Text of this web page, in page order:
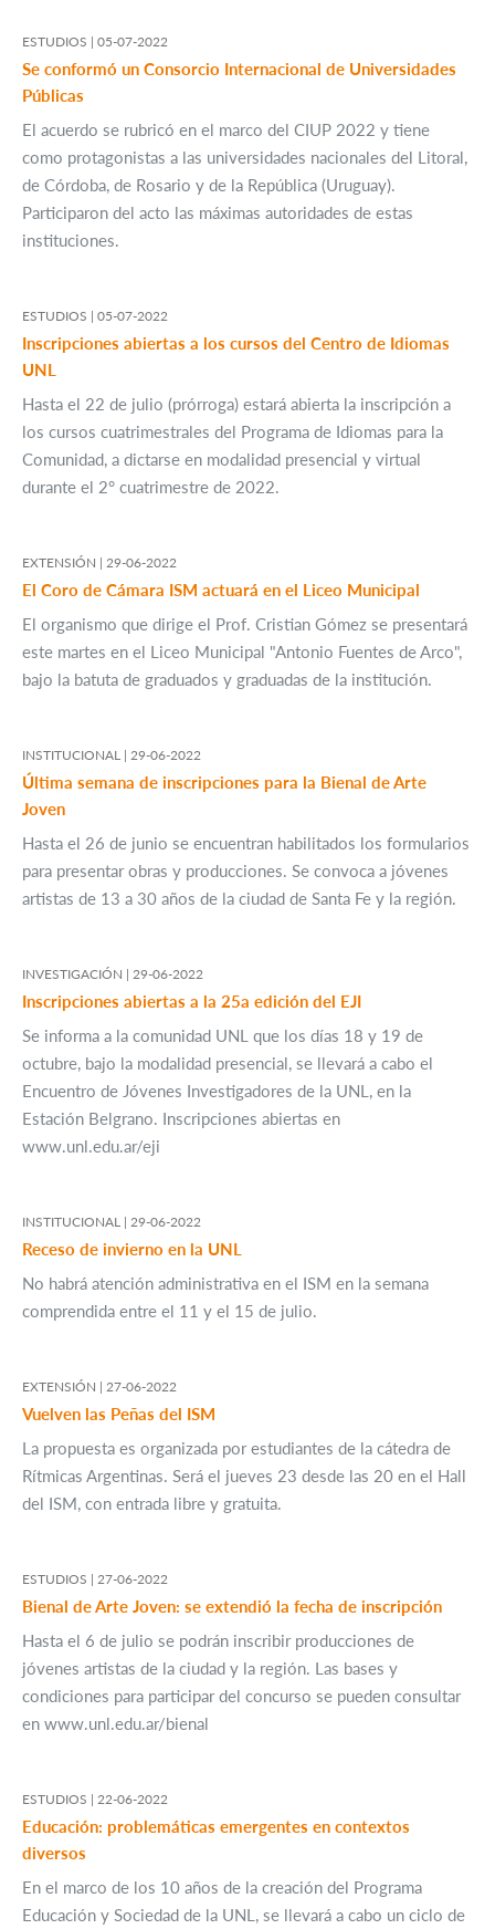
ESTUDIOS | 05-07-2022
Se conformó un Consorcio Internacional de Universidades
Públicas
El acuerdo se rubricó en el marco del CIUP 2022 y tiene
como protagonistas a las universidades nacionales del Litoral,
de Córdoba, de Rosario y de la República (Uruguay).
Participaron del acto las máximas autoridades de estas
instituciones.
ESTUDIOS | 05-07-2022
Inscripciones abiertas a los cursos del Centro de Idiomas
UNL
Hasta el 22 de julio (prórroga) estará abierta la inscripción a
los cursos cuatrimestrales del Programa de Idiomas para la
Comunidad, a dictarse en modalidad presencial y virtual
durante el 2° cuatrimestre de 2022.
EXTENSIÓN | 29-06-2022
El Coro de Cámara ISM actuará en el Liceo Municipal
El organismo que dirige el Prof. Cristian Gómez se presentará
este martes en el Liceo Municipal "Antonio Fuentes de Arco",
bajo la batuta de graduados y graduadas de la institución.
INSTITUCIONAL | 29-06-2022
Última semana de inscripciones para la Bienal de Arte
Joven
Hasta el 26 de junio se encuentran habilitados los formularios
para presentar obras y producciones. Se convoca a jóvenes
artistas de 13 a 30 años de la ciudad de Santa Fe y la región.
INVESTIGACIÓN | 29-06-2022
Inscripciones abiertas a la 25a edición del EJI
Se informa a la comunidad UNL que los días 18 y 19 de
octubre, bajo la modalidad presencial, se llevará a cabo el
Encuentro de Jóvenes Investigadores de la UNL, en la
Estación Belgrano. Inscripciones abiertas en
www.unl.edu.ar/eji
INSTITUCIONAL | 29-06-2022
Receso de invierno en la UNL
No habrá atención administrativa en el ISM en la semana
comprendida entre el 11 y el 15 de julio.
EXTENSIÓN | 27-06-2022
Vuelven las Peñas del ISM
La propuesta es organizada por estudiantes de la cátedra de
Rítmicas Argentinas. Será el jueves 23 desde las 20 en el Hall
del ISM, con entrada libre y gratuita.
ESTUDIOS | 27-06-2022
Bienal de Arte Joven: se extendió la fecha de inscripción
Hasta el 6 de julio se podrán inscribir producciones de
jóvenes artistas de la ciudad y la región. Las bases y
condiciones para participar del concurso se pueden consultar
en www.unl.edu.ar/bienal
ESTUDIOS | 22-06-2022
Educación: problemáticas emergentes en contextos
diversos
En el marco de los 10 años de la creación del Programa
Educación y Sociedad de la UNL, se llevará a cabo un ciclo de